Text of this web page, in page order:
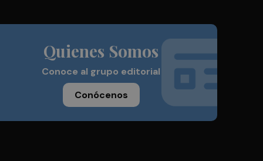
Quienes Somos
Conoce al grupo editorial
Conócenos